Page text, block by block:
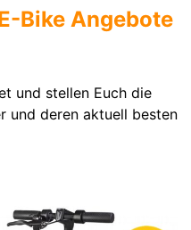
Bike Angebote
und stellen Euch die
und deren aktuell besten